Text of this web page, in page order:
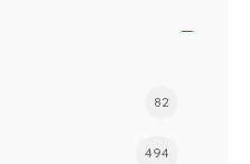
82
494